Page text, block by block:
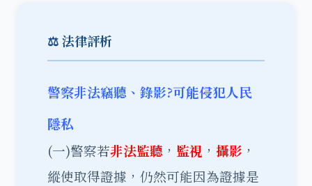
⚖️ 法律評析
警察非法竊聽、錄影?可能侵犯人民
隱私
(一)警察若非法監聽 ， 監視 ， 攝影 ，
縱使取得證據，仍然可能因為證據是